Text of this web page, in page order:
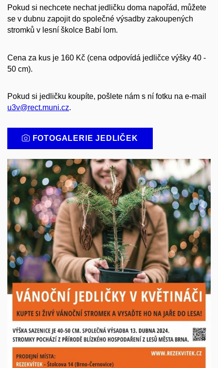
Pokud si nechcete nechat jedličku doma napořád, můžete
se v dubnu zapojit do společné výsadby zakoupených
stromků v lesní školce Babí lom.
Cena za kus je 160 Kč (cena odpovídá jedličce výšky 40 -
50 cm).
Pokud si jedličku koupíte, pošlete nám s ní fotku na e-mail
u3v@rect.muni.cz.
FOTOGALERIE JEDLIČEK